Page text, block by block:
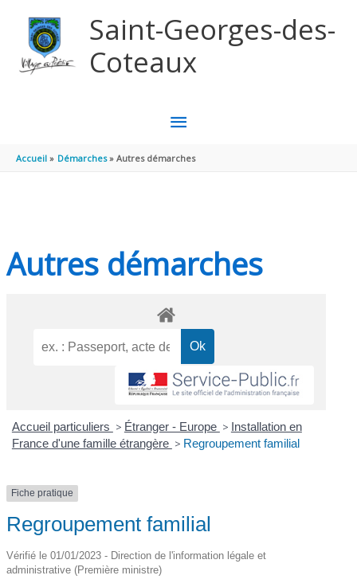
Saint-Georges-des-
Coteaux
MENU
PRINCIPAL
Accueil Démarches Autres démarches
Autres démarches
Accueil particuliers > Étranger - Europe > Installation en
France d'une famille étrangère > Regroupement familial
Fiche pratique
Regroupement familial
Vérifié le 01/01/2023 - Direction de l'information légale et
administrative (Première ministre)